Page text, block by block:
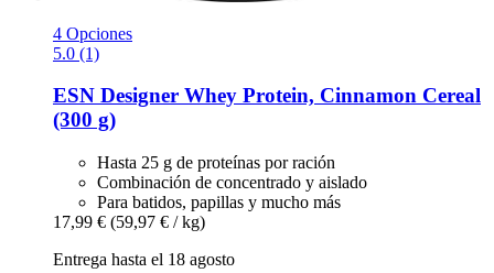
4 Opciones
5.0 (1)
ESN Designer Whey Protein, Cinnamon Cereal
(300 g)
Hasta 25 g de proteínas por ración
Combinación de concentrado y aislado
Para batidos, papillas y mucho más
17,99 € (59,97 € / kg)
Entrega hasta el 18 agosto